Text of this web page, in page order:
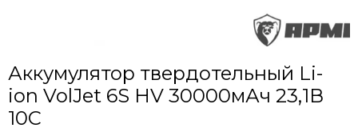
Аккумулятор твердотельный Li-
ion VolJet 6S HV 30000мАч 23,1В
10C